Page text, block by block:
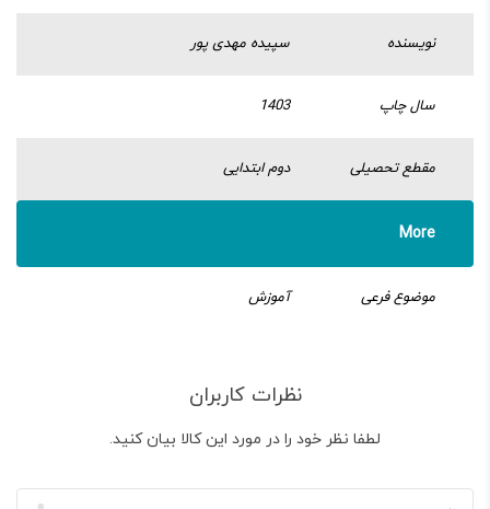
نویسنده سپیده مهدی پور
سال چاپ 1403
مقطع تحصیلی دوم ابتدایی
More
موضوع فرعی آموزش
نظرات کاربران
لطفا نظر خود را در مورد این کالا بیان کنید.